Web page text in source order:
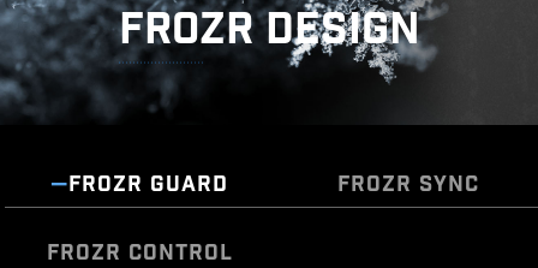
FROZR DESIGN
FROZR GUARD FROZR SYNC
FROZR CONTROL